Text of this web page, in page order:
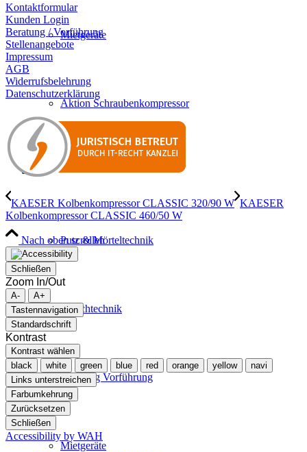
Mietgeräte
Aktion Schraubenkompressor
Putz & Mörteltechnik
Estrichtechnik
Beratung Vorführung
Mietgeräte
Kontaktformular
Kunden Login
Beratung / Vorführung
Stellenangebote
Impressum
AGB
Widerrufsbelehrung
Datenschutzerklärung
KAESER Kolbenkompressor CLASSIC 320/90 W KAESER
Kolbenkompressor CLASSIC 460/50 W
Nach oben scrollen
Schließen
Zoom In/Out
A-
A+
Tastennavigation
Standardschrift
Kontrast
Kontrast wählen
black
white green blue red orange yellow
navi
Links unterstreichen
Farbumkehrung
Zurücksetzen
Schließen
Accessibility by WAH